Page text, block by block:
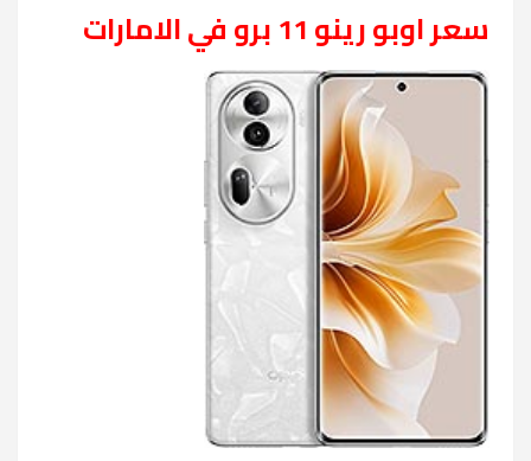
سعر اوبو رينو 11 برو في الامارات